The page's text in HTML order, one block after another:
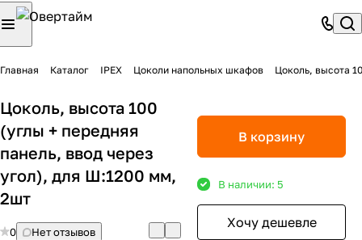
Главная Каталог IPEX Цоколи напольных шкафов Цоколь, высота
Цоколь, высота 100
(углы + передняя
панель, ввод через
угол), для Ш:1200 мм,
2шт
0
Нет отзывов
В корзину
В наличии: 5
Хочу дешевле